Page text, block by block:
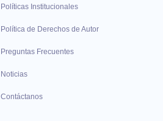
Políticas Institucionales
Política de Derechos de Autor
Preguntas Frecuentes
Noticias
Contáctanos